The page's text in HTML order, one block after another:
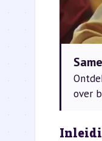
over